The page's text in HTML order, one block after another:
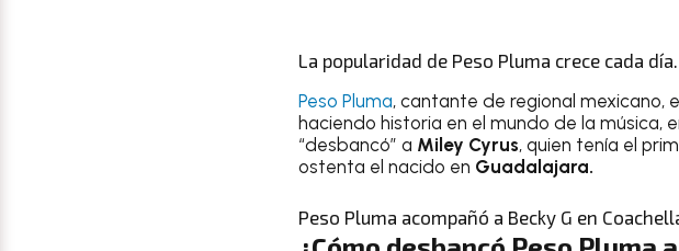
La popularidad de Peso Pluma crece cada
Peso Pluma, cantante de regional mexicano,
haciendo historia en el mundo de la música,
“desbancó” a Miley Cyrus, quien tenía el
ostenta el nacido en Guadalajara.
Peso Pluma acompañó a Becky G en